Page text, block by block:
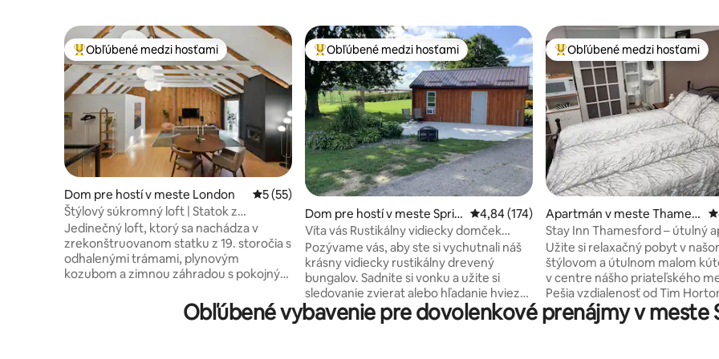
Najobľúbenejšie medzi hosťami
Obľúbené medzi hosťami
Dom pre hostí v meste London Priemerné ohodnotenie 5 z 5, počet hodnotení: 55
5 (55)
Štýlový súkromný loft | Statok z
19. storočia | Výhľad na jazero
Jedinečný loft, ktorý sa nachádza v
zrekonštruovanom statku z 19. storočia s
odhalenými trámami, plynovým
kozubom a zimnou záhradou s pokojným
úplne súkromná ubytovacia jednotka –
určená pre dokonalý oddych. Manželská
Najobľúbenejšie medzi hosťami
Obľúbené medzi hosťami
Dom pre hostí v meste Sprin
gfield
Priemerné ohodnotenie 4,84 z 5, počet
4,84 (174)
Víta vás Rustikálny vidiecky domček
Brownovcov
Pozývame vás, aby ste si vychutnali náš
krásny vidiecky rustikálny drevený
bungalov. Sadnite si vonku a užite si
sledovanie zvierat alebo hľadanie hviezd
pri táboráku. Zahrejte sa na
dvojmiestnom sedačke pred krbom.
Najobľúbenejšie medzi hosťami
Obľúbené medzi hosťami
Apartmán v meste Thamesf
ord
Stay Inn Thamesford – útulný
1 spálňou
Užite si relaxačný pobyt v
štýlovom a útulnom malom
v centre nášho priateľského
Pešia vzdialenosť od Tim
RBC, odrodových obchodov,
vyzdvihnutia pizze, mestského
Obľúbené vybavenie pre dovolenkové prenájmy v